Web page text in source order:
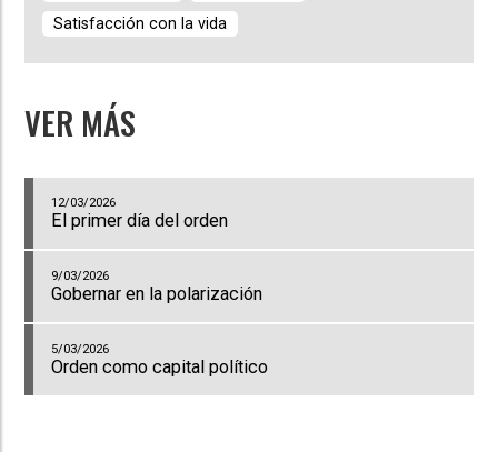
Satisfacción con la vida
VER MÁS
12/03/2026
El primer día del orden
9/03/2026
Gobernar en la polarización
5/03/2026
Orden como capital político